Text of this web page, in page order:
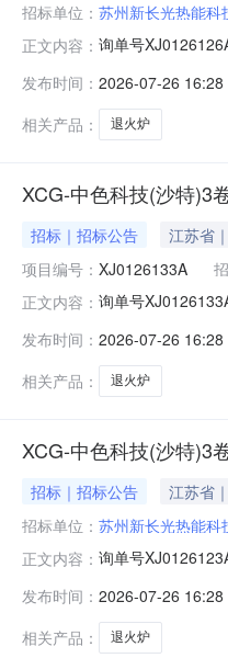
招标单位： 苏州新长光热能科
正文内容： 询单号
货地点苏州高新区
发布时间： 2026-07-26 16:28
相关产品：
退火炉
XCG-中色科技(沙特)3
招标｜招标公告 江苏省
项目编号： XJ0126133A
正文内容： 询单号
货地点苏州高新区
发布时间： 2026-07-26 16:28
相关产品：
退火炉
XCG-中色科技(沙特)3
招标｜招标公告 江苏省
招标单位： 苏州新长光热能科
正文内容： 询单号
货地点苏州高新区
发布时间： 2026-07-26 16:28
相关产品：
退火炉